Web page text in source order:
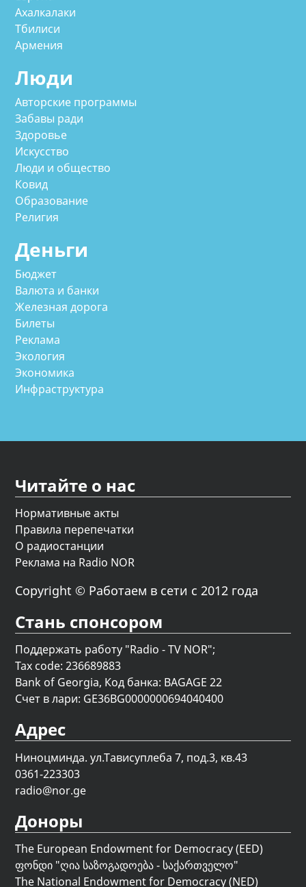
Ахалкалаки
Тбилиси
Армения
Люди
Авторские программы
Забавы ради
Здоровье
Искусство
Люди и общество
Ковид
Образование
Религия
Деньги
Бюджет
Валюта и банки
Железная дорога
Билеты
Реклама
Экология
Экономика
Инфраструктура
Читайте о нас
Нормативные акты
Правила перепечатки
О радиостанции
Реклама на Radio NOR
Copyright © Работаем в сети с 2012 года
Стань спонсором
Поддержать работу "Radio - TV NOR";
Tax code: 236689883
Bank of Georgia, Код банка: BAGAGE 22
Счет в лари: GE36BG0000000694040400
Адрес
Ниноцминда. ул.Тависуплеба 7, под.3, кв.43
0361-223303
radio@nor.ge
Доноры
The European Endowment for Democracy (EED)
ფონდი "ღია საზოგადოება - საქართველო"
The National Endowment for Democracy (NED)